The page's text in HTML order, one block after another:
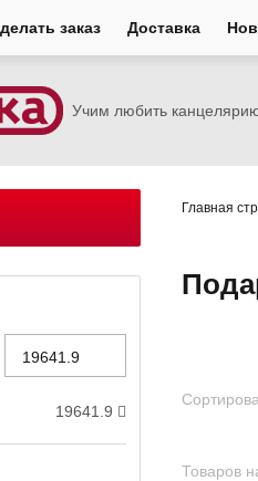
заказ Доставка
Учим любить
19641.9
Главная
Товаров